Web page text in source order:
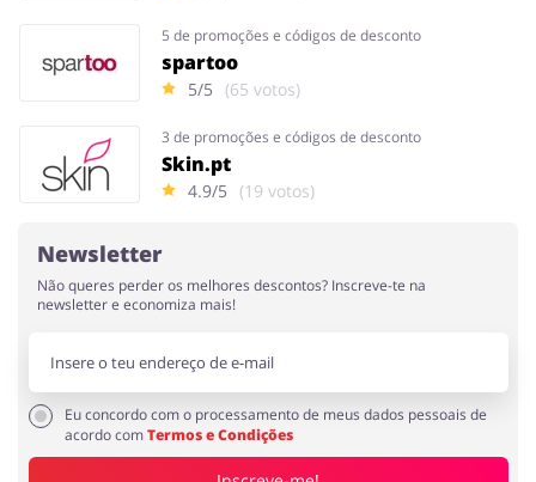
5 de promoções e códigos de desconto
spartoo
5/5 (65 votos)
3 de promoções e códigos de desconto
Skin.pt
4.9/5 (19 votos)
Newsletter
Não queres perder os melhores descontos? Inscreve-te na
newsletter e economiza mais!
Eu concordo com o processamento de meus dados pessoais de
acordo comTermos e Condições